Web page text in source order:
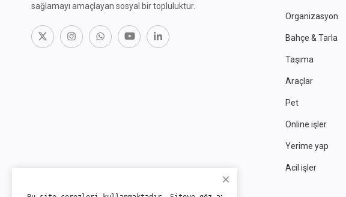
sağlamayı amaçlayan sosyal bir topluluktur.
Organizasyon
Bahçe & Tarla
Taşıma
Araçlar
Pet
Online işler
Yerime yap
Acil işler